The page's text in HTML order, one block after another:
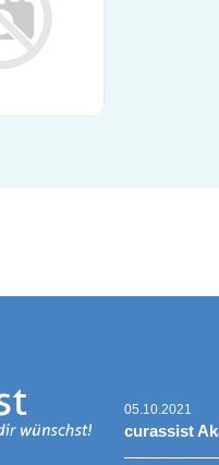
05.10.2021
curassist